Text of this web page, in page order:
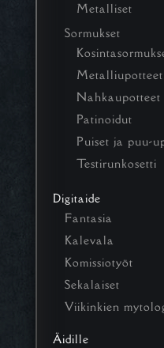
Metalliset
Sormukset
Metalliupotteet
Nahkaupotteet
Patinoidut
Puiset ja puu-
Testirunkosetti
Digitaide
Fantasia
Kalevala
Komissiotyöt
Sekalaiset
Viikinkien
Äidille